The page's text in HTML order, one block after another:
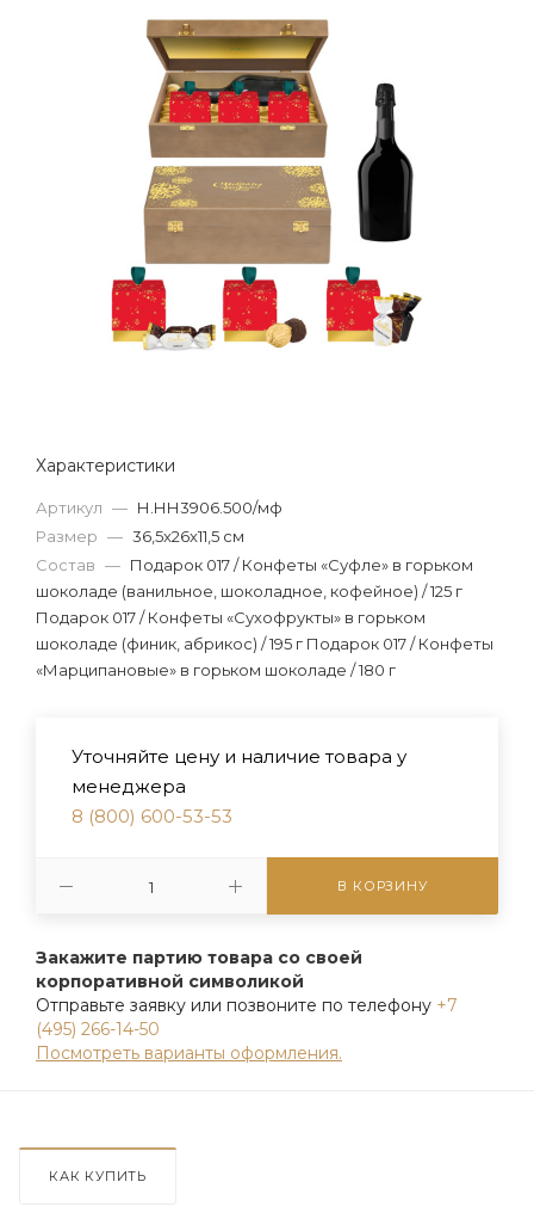
Характеристики
Артикул — Н.НН3906.500/мф
Размер — 36,5x26x11,5 см
Состав — Подарок 017 / Конфеты «Суфле» в горьком
шоколаде (ванильное, шоколадное, кофейное) / 125 г
Подарок 017 / Конфеты «Сухофрукты» в горьком
шоколаде (финик, абрикос) / 195 г Подарок 017 / Конфеты
«Марципановые» в горьком шоколаде / 180 г
Уточняйте цену и наличие товара у
менеджера
8 (800) 600-53-53
В КОРЗИНУ
Закажите партию товара со своей
корпоративной символикой
Отправьте заявку или позвоните по телефону +7
(495) 266-14-50
Посмотреть варианты оформления.
КАК КУПИТЬ